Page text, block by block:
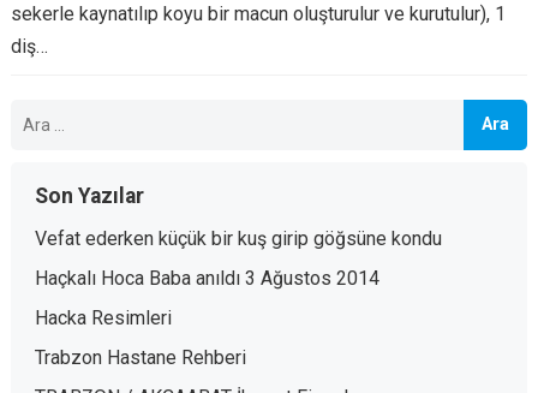
sekerle kaynatılıp koyu bir macun oluşturulur ve kurutulur), 1
diş…
Son Yazılar
Vefat ederken küçük bir kuş girip göğsüne kondu
Haçkalı Hoca Baba anıldı 3 Ağustos 2014
Hacka Resimleri
Trabzon Hastane Rehberi